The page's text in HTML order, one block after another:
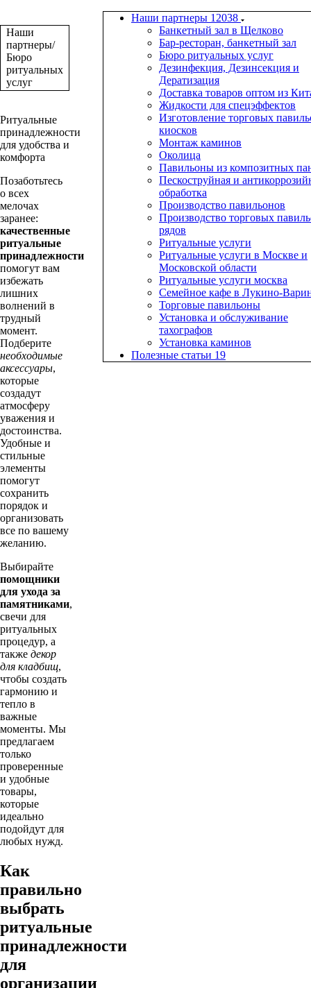
Наши
партнеры/
Бюро
ритуальных
услуг
Ритуальные
принадлежности
для удобства и
комфорта
Позаботьтесь
о всех
мелочах
заранее:
качественные
ритуальные
принадлежности
помогут вам
избежать
лишних
волнений в
трудный
момент.
Подберите
необходимые
аксессуары,
которые
создадут
атмосферу
уважения и
достоинства.
Удобные и
стильные
элементы
помогут
сохранить
порядок и
организовать
все по вашему
желанию.
Выбирайте
помощники
для ухода за
памятниками,
свечи для
ритуальных
процедур, а
также декор
для кладбищ,
чтобы создать
гармонию и
тепло в
важные
моменты. Мы
предлагаем
только
проверенные
и удобные
товары,
которые
идеально
подойдут для
любых нужд.
Как
правильно
выбрать
ритуальные
принадлежности
для
организации
Наши партнеры 12038
Банкетный зал в Щелково
Бар-ресторан, банкетный зал
Бюро ритуальных услуг
Дезинфекция, Дезинсекция и
Дератизация
Доставка товаров оптом из
Жидкости для спецэффектов
Изготовление торговых
киосков
Монтаж каминов
Околица
Павильоны из композитных
Пескоструйная и
обработка
Производство павильонов
Производство торговых
рядов
Ритуальные услуги
Ритуальные услуги в Москве и
Московской области
Ритуальные услуги москва
Семейное кафе в Лукино-
Торговые павильоны
Установка и обслуживание
тахографов
Установка каминов
Полезные статьи 19